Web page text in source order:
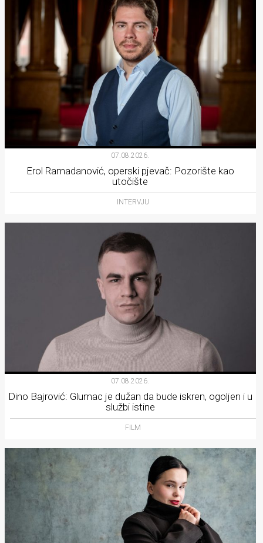
07.08.2026.
Erol Ramadanović, operski pjevač: Pozorište kao
utočište
INTERVJU
07.08.2026.
Dino Bajrović: Glumac je dužan da bude iskren, ogoljen i u
službi istine
FILM